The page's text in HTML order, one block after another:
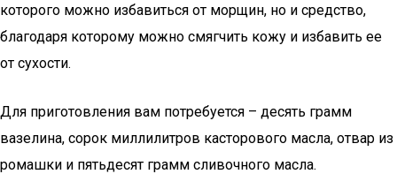
которого можно избавиться от морщин, но и средство,
благодаря которому можно смягчить кожу и избавить ее
от сухости.
Для приготовления вам потребуется – десять грамм
вазелина, сорок миллилитров касторового масла, отвар из
ромашки и пятьдесят грамм сливочного масла.